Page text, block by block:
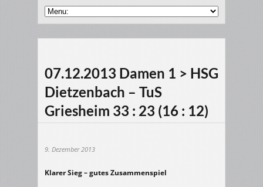
07.12.2013 Damen 1 > HSG
Dietzenbach – TuS
Griesheim 33 : 23 (16 : 12)
9. Dezember 2013
Klarer Sieg – gutes Zusammenspiel